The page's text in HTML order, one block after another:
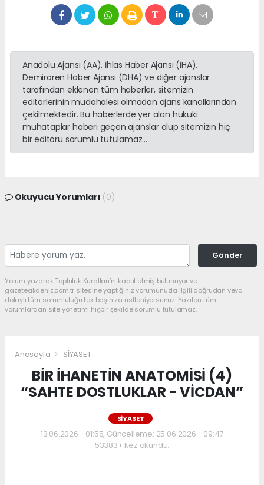
Anadolu Ajansı (AA), İhlas Haber Ajansı (İHA),
Demirören Haber Ajansı (DHA) ve diğer ajanslar
tarafından eklenen tüm haberler, sitemizin
editörlerinin müdahalesi olmadan ajans kanallarından
çekilmektedir. Bu haberlerde yer alan hukuki
muhataplar haberi geçen ajanslar olup sitemizin hiç
bir editörü sorumlu tutulamaz...
Okuyucu Yorumları (0)
Gönder
Yorum yazarak Topluluk Kuralları’nı kabul etmiş bulunuyor ve
gazeteakdeniz.com.tr sitesine yaptığınız yorumunuzla ilgili doğrudan veya
dolaylı tüm sorumluluğu tek başınıza üstleniyorsunuz. Yazılan tüm
yorumlardan site yönetimi hiçbir şekilde sorumlu tutulamaz.
Anasayfa SİYASET
BİR İHANETİN ANATOMİSİ (4)
“SAHTE DOSTLUKLAR - VİCDAN”
SİYASET
13.06.2026 - 01:55, Güncelleme: 25.06.2026 - 09:47
53383+ kez okundu.